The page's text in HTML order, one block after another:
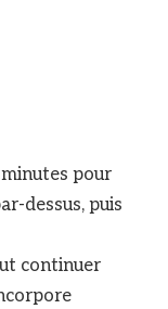
pour
dessus, puis
continuer